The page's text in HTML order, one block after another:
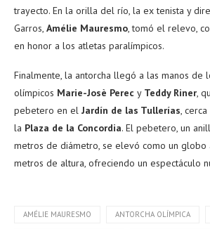
trayecto. En la orilla del río, la ex tenista y
Garros, Amélie Mauresmo, tomó el relevo,
en honor a los atletas paralímpicos.
Finalmente, la antorcha llegó a las manos de
olímpicos Marie-Josè Perec y Teddy Riner,
pebetero en el Jardín de las Tullerías,
la Plaza de la Concordia. El pebetero, un
metros de diámetro, se elevó como un globo
metros de altura, ofreciendo un espectáculo
AMÉLIE MAURESMO ANTORCHA OLÍMPICA